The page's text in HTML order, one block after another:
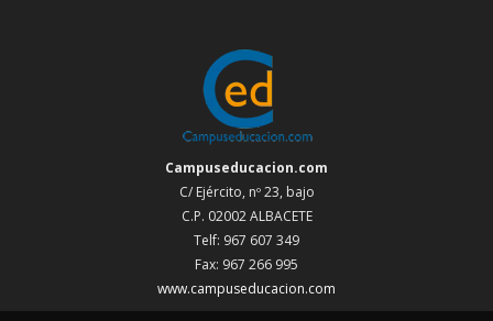
Campuseducacion.com
C/ Ejército, nº 23, bajo
C.P. 02002 ALBACETE
Telf: 967 607 349
Fax: 967 266 995
www.campuseducacion.com